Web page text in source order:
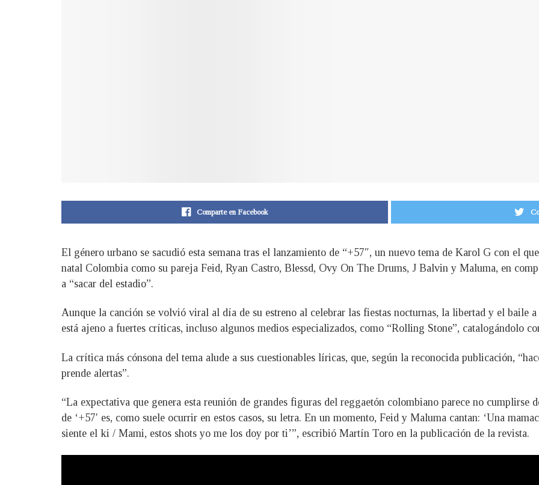
Comparte en Facebook
El género urbano se sacudió esta semana tras el lanzamiento de “+57″, un nuevo tema de Karol G con el
natal Colombia como su pareja Feid, Ryan Castro, Blessd, Ovy On The Drums, J Balvin y Maluma, en
a “sacar del estadio”.
Aunque la canción se volvió viral al día de su estreno al celebrar las fiestas nocturnas, la libertad y el baile
está ajeno a fuertes críticas, incluso algunos medios especializados, como “Rolling Stone”, catalogándolo
La crítica más cónsona del tema alude a sus cuestionables líricas, que, según la reconocida publicación,
prende alertas”.
“La expectativa que genera esta reunión de grandes figuras del reggaetón colombiano parece no cumplirse
de ‘+57′ es, como suele ocurrir en estos casos, su letra. En un momento, Feid y Maluma cantan: ‘Una
siente el ki / Mami, estos shots yo me los doy por ti’”, escribió Martín Toro en la publicación de la revista.